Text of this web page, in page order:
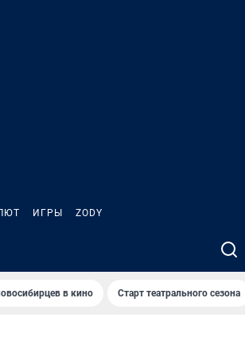
ИГРЫ ZODY
в кино Старт театрального сезона